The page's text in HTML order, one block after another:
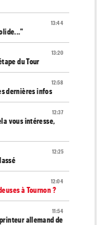
13:44
13:20
du Tour
12:58
dernières infos
12:37
vous intéresse,
12:25
12:04
à Tournon ?
11:54
allemand de